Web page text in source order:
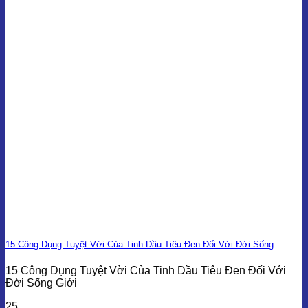
15 Công Dụng Tuyệt Vời Của Tinh Dầu Tiêu Đen Đối Với Đời Sống
15 Công Dụng Tuyệt Vời Của Tinh Dầu Tiêu Đen Đối Với
Đời Sống Giới